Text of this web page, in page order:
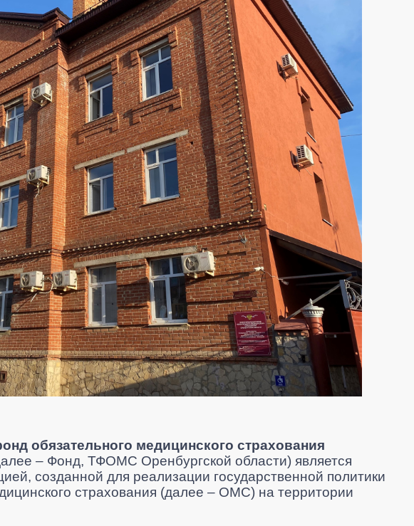
обязательного медицинского страхования
– Фонд, ТФОМС Оренбургской области) является
созданной для реализации государственной политики
страхования (далее – ОМС) на территории